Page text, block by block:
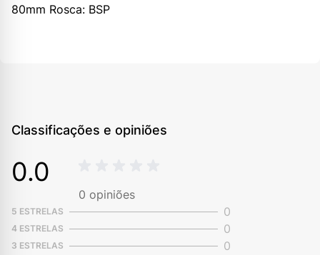
80mm Rosca: BSP
Classificações e opiniões
0.0
0 opiniões
5 ESTRELAS 0
4 ESTRELAS 0
3 ESTRELAS 0